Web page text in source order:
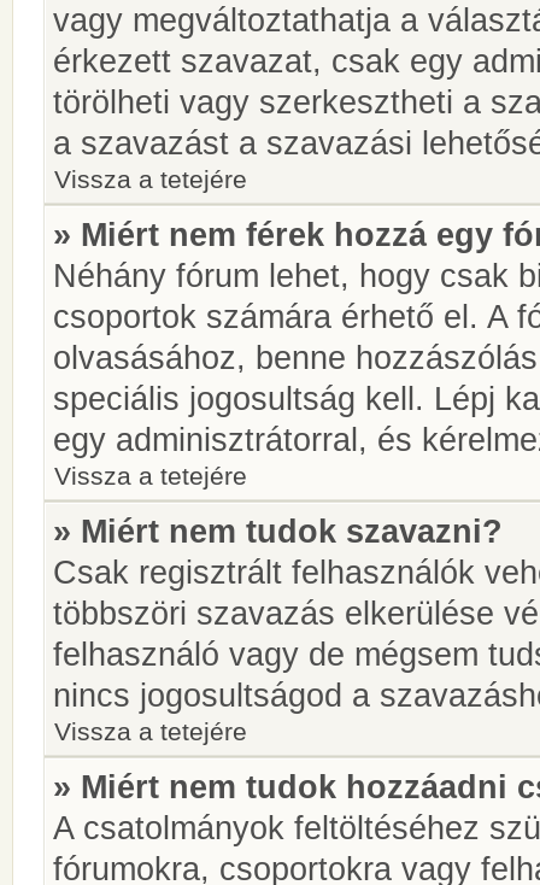
vagy megváltoztathatja a
érkezett szavazat, csak egy
törölheti vagy szerkesztheti a
a szavazást a szavazási
Vissza a tetejére
» Miért nem férek hozzá egy
Néhány fórum lehet, hogy csak
csoportok számára érhető el. A
olvasásához, benne
speciális jogosultság kell. Lépj
egy adminisztrátorral, és
Vissza a tetejére
» Miért nem tudok szavazni?
Csak regisztrált felhasználók
többszöri szavazás elkerülése
felhasználó vagy de mégsem
nincs jogosultságod a
Vissza a tetejére
» Miért nem tudok hozzáadni
A csatolmányok feltöltéséhez
fórumokra, csoportokra vagy